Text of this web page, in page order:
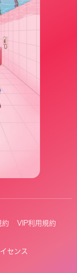
約 VIP利用規約
センス